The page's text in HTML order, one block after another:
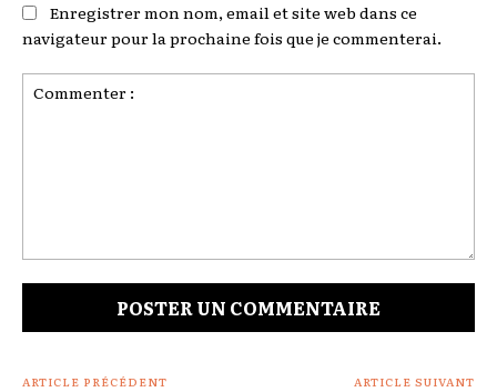
Enregistrer mon nom, email et site web dans ce
navigateur pour la prochaine fois que je commenterai.
ARTICLE PRÉCÉDENT ARTICLE SUIVANT